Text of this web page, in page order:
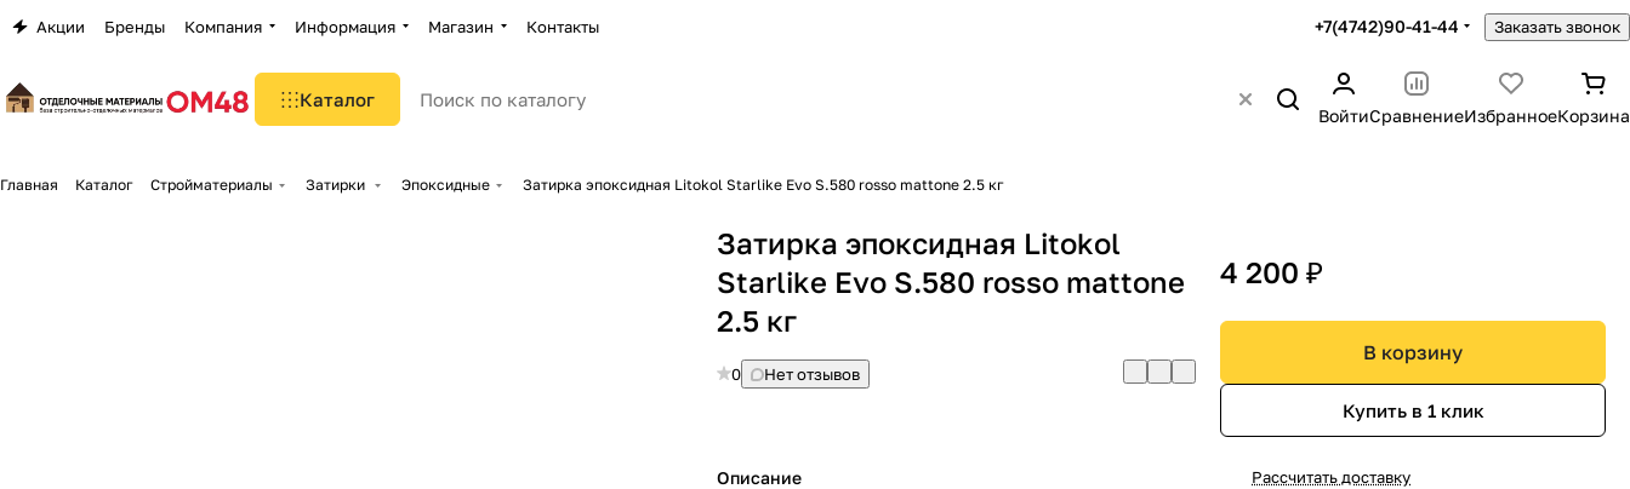
Акции Бренды Компания Информация Магазин Контакты +7(4742)90-41-44 Заказать звонок
Каталог
ВойтиСравнениеИзбранноеКорзина
Главная Каталог Стройматериалы Затирки Эпоксидные Затирка эпоксидная Litokol Starlike Evo S.580 rosso mattone 2.5 кг
Затирка эпоксидная Litokol
Starlike Evo S.580 rosso mattone
2.5 кг
0 Нет отзывов
Описание
4 200 ₽
В корзину
Купить в 1 клик
Рассчитать доставку